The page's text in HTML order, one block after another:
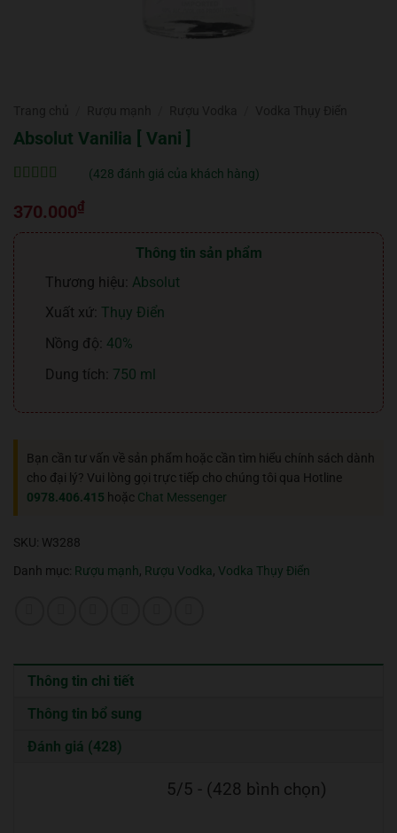
Absolut Vanilia [ Vani ]
trênđánh
giá
(428 đánh giá của khách hàng)
370.000₫
Thông tin sản phẩm
Thương hiệu: Absolut
Xuất xứ: Thụy Điển
Nồng độ: 40%
Dung tích: 750 ml
Bạn cần tư vấn về sản phẩm hoặc cần tìm hiểu chính sách dành
cho đại lý? Vui lòng gọi trực tiếp cho chúng tôi qua Hotline
0978.406.415 hoặc Chat Messenger
SKU: W3288
Danh mục: Rượu mạnh, Rượu Vodka, Vodka Thụy Điển
Thông tin chi tiết
Thông tin bổ sung
Đánh giá (428)
5/5 - (428 bình chọn)